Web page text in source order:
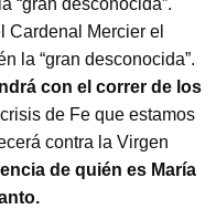
“gran desconocida”.
Cardenal Mercier el
la “gran desconocida”.
con el correr de los
de Fe que estamos
contra la Virgen
de quién es María